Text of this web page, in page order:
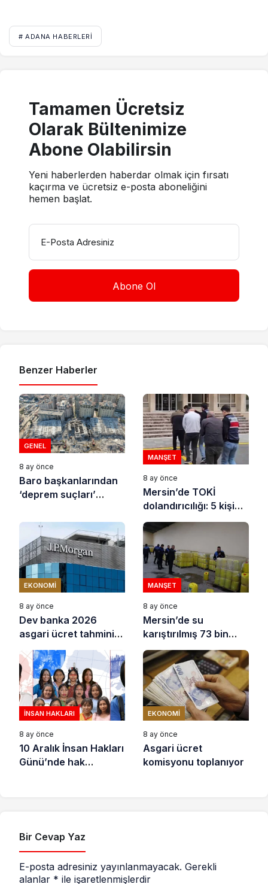
# ADANA HABERLERI
Tamamen Ücretsiz
Olarak Bültenimize
Abone Olabilirsin
Yeni haberlerden haberdar olmak için fırsatı
kaçırma ve ücretsiz e-posta aboneliğini
hemen başlat.
E-Posta Adresiniz
Benzer Haberler
GENEL
8 ay önce
Baro başkanlarından
‘deprem suçları’
MANŞET
8 ay önce
Mersin’de TOKİ
dolandırıcılığı: 5 kişi
tutuklandı
EKONOMI
8 ay önce
Dev banka 2026
asgari ücret tahminini
açıkladı
MANŞET
8 ay önce
Mersin’de su
karıştırılmış 73 bin
litre sıvı yağ ele
geçirildi
İNSAN HAKLARI
8 ay önce
10 Aralık İnsan Hakları
Günü’nde hak
EKONOMI
8 ay önce
Asgari ücret
komisyonu toplanıyor
Bir Cevap Yaz
E-posta adresiniz yayınlanmayacak. Gerekli
alanlar * ile işaretlenmişlerdir